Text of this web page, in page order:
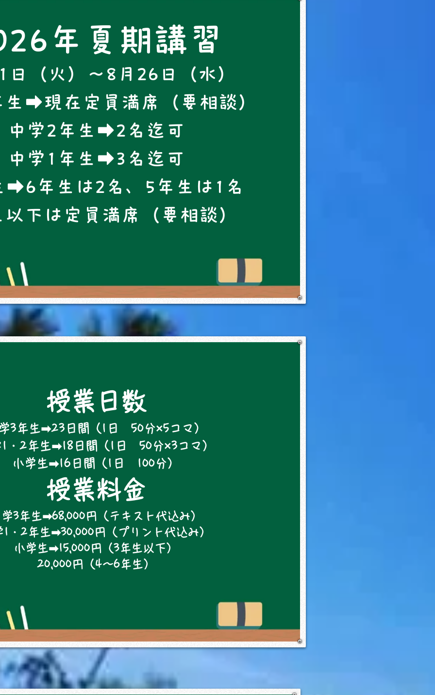
年夏期講習
日（火）～8月26日（水）
➡現在定員満席（要相談）
中学2年生➡2名迄可
中学1年生➡3名迄可
➡6年生は2名、5年生は1名
下は定員満席（要相談）
授業日数
3年生➡23日間（1日 50分×5コマ）
・2年生➡18日間（1日 50分×3コマ）
小学生➡16日間（1日 100分）
授業料金
3年生➡68,000円（テキスト代込み）
1・2年生➡30,000円（プリント代込み）
小学生➡15,000円（3年生以下）
​20,000円（4～6年生）